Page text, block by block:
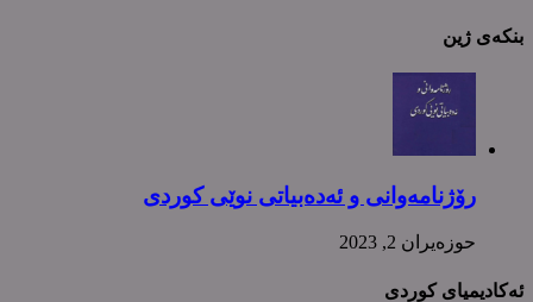
بنکەی ژین
رۆژنامەوانی و ئەدەبیاتی نوێی کوردی
حوزه‌یران 2, 2023
ئەکادیمیای کوردی